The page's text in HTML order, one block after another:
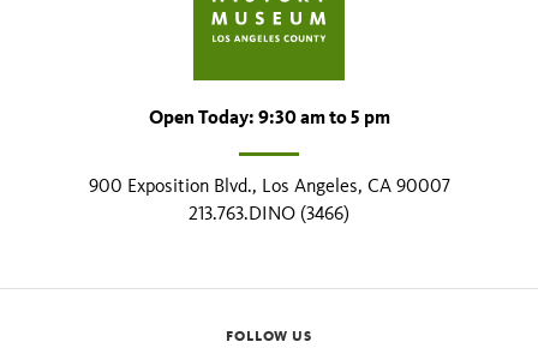
Open Today: 9:30 am to 5 pm
900 Exposition Blvd., Los Angeles, CA 90007
213.763.DINO (3466)
FOLLOW US